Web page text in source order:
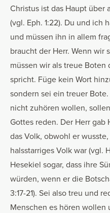
Christus ist das Haupt
(vgl. Eph. 1:22). Du und ich
und müssen ihn in allem
braucht der Herr. Wenn wir
müssen wir als treue
spricht. Füge kein Wort
sondern sei ein treuer
nicht zuhören wollen,
Gottes reden. Der Herr
das Volk, obwohl er
halsstarriges Volk war (vgl.
Hesekiel sogar, dass ihre
würden, wenn er die
3:17-21). Sei also treu und
Menschen es hören